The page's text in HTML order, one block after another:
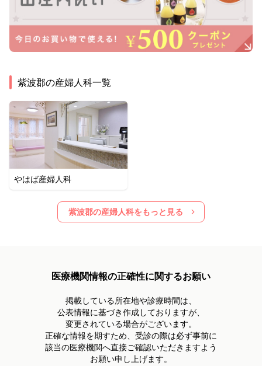
紫波郡の産婦人科一覧
やはば産婦人科
紫波郡の産婦人科をもっと見る
医療機関情報の正確性に関するお願い
掲載している所在地や診療時間は、
公表情報に基づき作成しておりますが、
変更されている場合がございます。
正確な情報を期すため、受診の際は必ず事前に
該当の医療機関へ直接ご確認いただきますよう
お願い申し上げます。